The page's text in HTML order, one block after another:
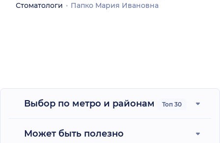
Стоматологи
Папко Мария Ивановна
Выбор по метро и районам Топ 30
Может быть полезно